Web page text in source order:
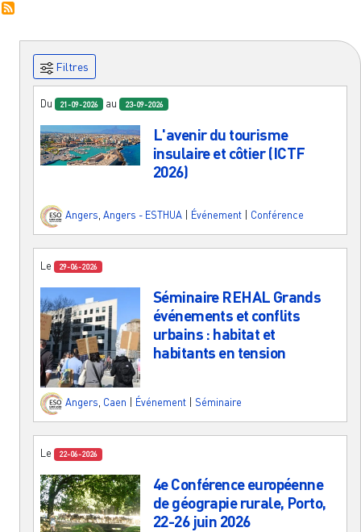
Filtres
Du 21-09-2026 au 23-09-2026
L'avenir du tourisme
insulaire et côtier (ICTF
2026)
Angers Angers - ESTHUA Événement Conférence
Le 29-06-2026
Séminaire REHAL Grands
événements et conflits
urbains : habitat et
habitants en tension
Angers, Caen Événement Séminaire
Le 22-06-2026
4e Conférence européenne
de géograpie rurale, Porto,
22-26 juin 2026